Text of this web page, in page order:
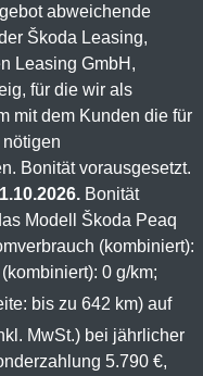
abweichende
Škoda Leasing,
Leasing GmbH,
für die wir als
mit dem Kunden die für
Bonität vorausgesetzt.
Bonität
Modell Škoda Peaq
(kombiniert):
0 g/km;
bis zu 642 km) auf
MwSt.) bei jährlicher
5.790 €,